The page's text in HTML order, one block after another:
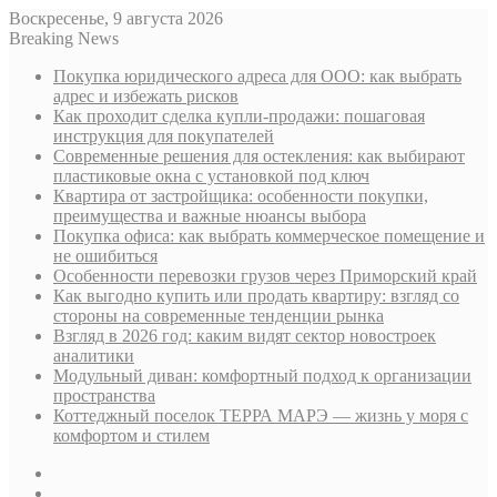
Воскресенье, 9 августа 2026
Breaking News
Покупка юридического адреса для ООО: как выбрать
адрес и избежать рисков
Как проходит сделка купли-продажи: пошаговая
инструкция для покупателей
Современные решения для остекления: как выбирают
пластиковые окна с установкой под ключ
Квартира от застройщика: особенности покупки,
преимущества и важные нюансы выбора
Покупка офиса: как выбрать коммерческое помещение и
не ошибиться
Особенности перевозки грузов через Приморский край
Как выгодно купить или продать квартиру: взгляд со
стороны на современные тенденции рынка
Взгляд в 2026 год: каким видят сектор новостроек
аналитики
Модульный диван: комфортный подход к организации
пространства
Коттеджный поселок ТЕРРА МАРЭ — жизнь у моря с
комфортом и стилем